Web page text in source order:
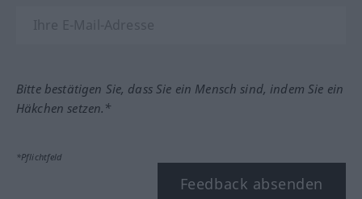
Bitte bestätigen Sie, dass Sie ein Mensch sind, indem Sie ein
Häkchen setzen.*
*Pflichtfeld
Feedback absenden